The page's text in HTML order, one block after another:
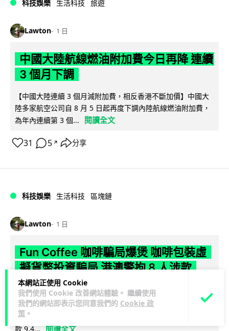
本網站正使用 Cookie
我們使用 Cookie 改善網站體驗。 繼續使用
我們的網站即表示您同意我們的 Cookie 政
策 。
科技娛樂 生活科技 旅遊
Lawton 1 日
中國大陸航線燃油附加費今日再降 連續
3 個月下調
【中國大陸連續 3 個月減附加費，相反香港不斷加價】中國大
陸多家航空公司自 8 月 5 日起再度下調內陸航線燃油附加費，
為年內連續第 3 個...
閱讀全文
31 5 ↗ 分享
科技娛樂 生活科技 區塊鏈
Lawton 1 日
Fun Coffee 咖啡騙局爆煲 咖啡包裝虛
擬貨幣投資騙局 港澳警拘 8 人涉款
9,400 萬元
香港警方聯同澳門司警搗破以養生咖啡生意包裝的虛擬貨幣投
資騙局 Fun Coffee，兩地共拘捕 8 人，接獲逾 200 宗舉報，涉
款 9,4... 閱讀全文